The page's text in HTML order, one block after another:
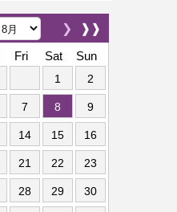
❱❱
❯
Fri Sat Sun
1 2
7 8 9
14 15 16
21 22 23
28 29 30